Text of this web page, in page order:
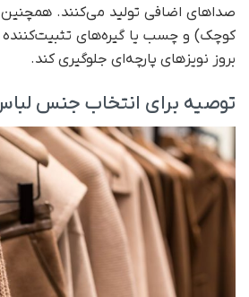
صداهای اضافی تولید می‌کنند. همچنین
کوچک) و چسب یا گیره‌های تثبیت‌کننده
بروز نویزهای پارچه‌ای جلوگیری کند.
توصیه برای انتخاب جنس